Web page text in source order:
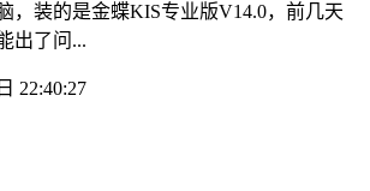
，装的是金蝶KIS专业版V14.0，前几天
出了问...
22:40:27